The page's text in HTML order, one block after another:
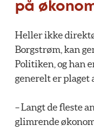
på
Heller ikke
Borgstrøm, kan
Politiken, og han
generelt er plaget
– Langt de fleste
glimrende